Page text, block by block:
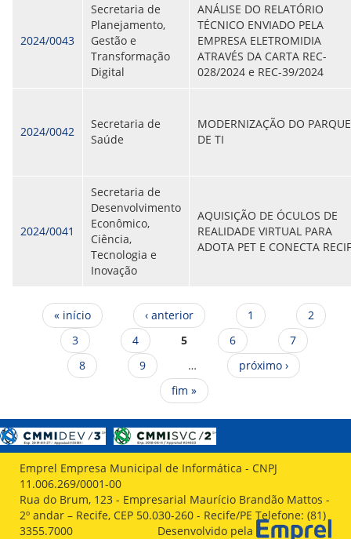
2024/0043
Secretaria de
Planejamento,
Gestão e
Transformação
Digital
ANÁLISE DO RELATÓRIO
TÉCNICO ENVIADO PELA
EMPRESA ELETROMIDIA
ATRAVÉS DA CARTA REC-
028/2024 e REC-39/2024
2024/0042
Secretaria de
Saúde
MODERNIZAÇÃO DO PARQUE
DE TI
2024/0041
Secretaria de
Desenvolvimento
Econômico,
Ciência,
Tecnologia e
Inovação
AQUISIÇÃO DE ÓCULOS DE
REALIDADE VIRTUAL PARA
ADOTA PET E CONECTA
Páginas
« início ‹ anterior 1
2
3
4 5 6
7
8
9 …
próximo ›
fim »
Emprel Empresa Municipal de Informática - CNPJ
11.006.269/0001-00
Rua do Brum, 123 - Empresarial Maurício Brandão Mattos -
2º andar – Recife, CEP 50.030-260 - Recife/PE Telefone: (81)
3355.7000
Desenvolvido pela